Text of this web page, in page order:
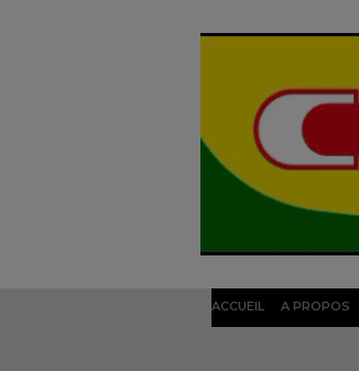
ACCUEIL A PROPOS